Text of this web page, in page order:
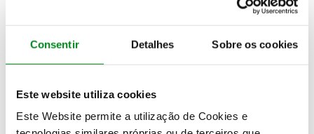
Consentir Detalhes Sobre os cookies
Este website utiliza cookies
Este Website permite a utilização de Cookies e